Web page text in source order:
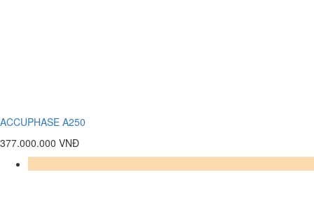
ACCUPHASE A250
377.000.000 VNĐ